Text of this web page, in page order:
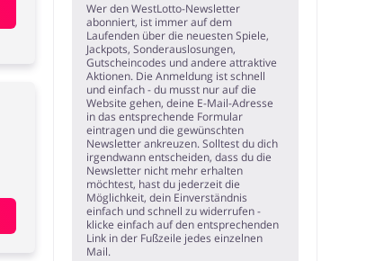
Wer den WestLotto-Newsletter
abonniert, ist immer auf dem
Laufenden über die neuesten Spiele,
Jackpots, Sonderauslosungen,
Gutscheincodes und andere attraktive
Aktionen. Die Anmeldung ist schnell
und einfach - du musst nur auf die
Website gehen, deine E-Mail-Adresse
in das entsprechende Formular
eintragen und die gewünschten
Newsletter ankreuzen. Solltest du dich
irgendwann entscheiden, dass du die
Newsletter nicht mehr erhalten
möchtest, hast du jederzeit die
Möglichkeit, dein Einverständnis
einfach und schnell zu widerrufen -
klicke einfach auf den entsprechenden
Link in der Fußzeile jedes einzelnen
Mail.